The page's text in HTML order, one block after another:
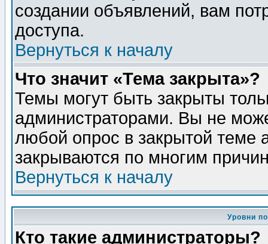
создании объявлений, вам
доступа.
Вернуться к началу
Что значит «Тема закрыта»?
Темы могут быть закрыты
администраторами. Вы не
любой опрос в закрытой теме
закрываются по многим
Вернуться к началу
Уровни
Кто такие администраторы?